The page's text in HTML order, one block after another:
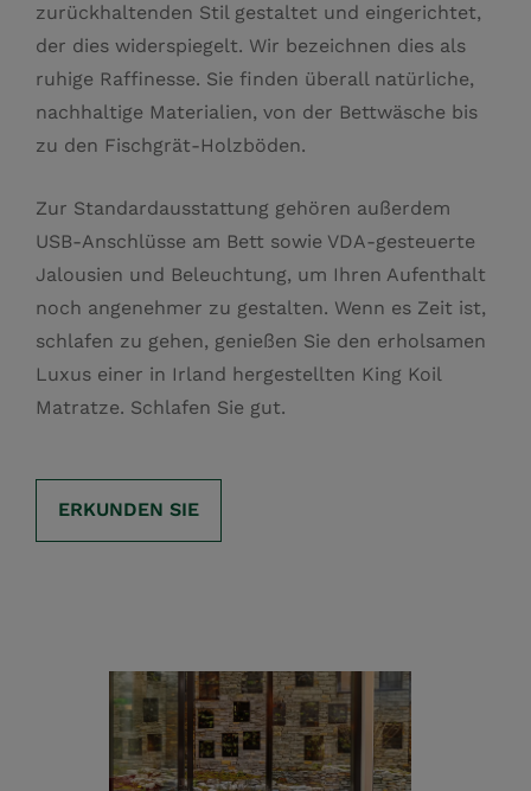
zurückhaltenden Stil gestaltet und eingerichtet,
der dies widerspiegelt. Wir bezeichnen dies als
ruhige Raffinesse. Sie finden überall natürliche,
nachhaltige Materialien, von der Bettwäsche bis
zu den Fischgrät-Holzböden.
Zur Standardausstattung gehören außerdem
USB-Anschlüsse am Bett sowie VDA-gesteuerte
Jalousien und Beleuchtung, um Ihren Aufenthalt
noch angenehmer zu gestalten. Wenn es Zeit ist,
schlafen zu gehen, genießen Sie den erholsamen
Luxus einer in Irland hergestellten King Koil
Matratze. Schlafen Sie gut.
ERKUNDEN SIE